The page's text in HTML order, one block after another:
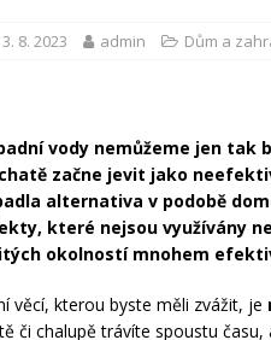
3. 8. 2023 admin Dům a
vody nemůžeme jen tak
začne jevit jako
alternativa v podobě
které nejsou využívány
okolností mnohem
věcí, kterou byste měli zvážit, je
či chalupě trávíte spoustu